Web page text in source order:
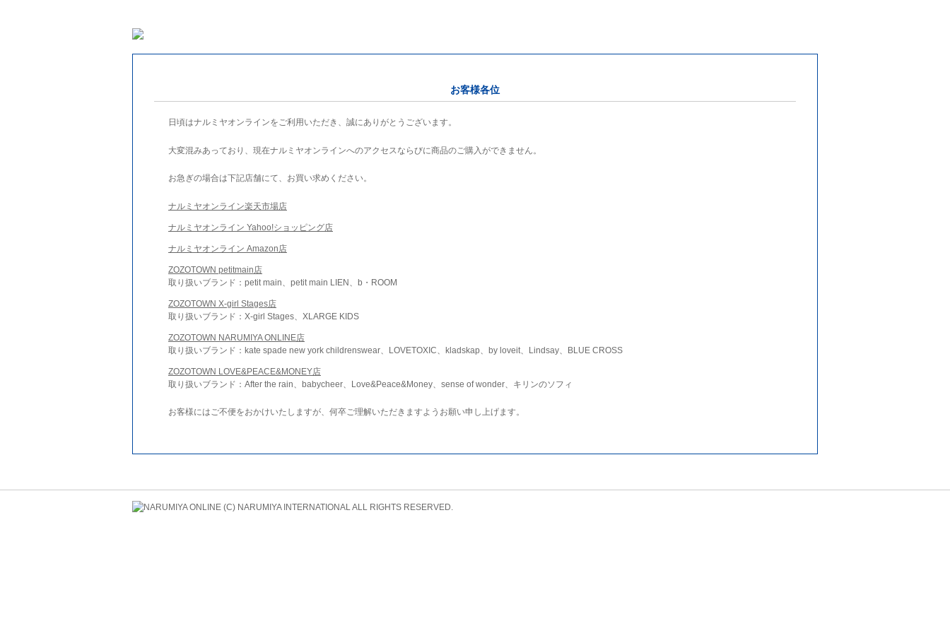
お客様各位
日頃はナルミヤオンラインをご利用いただき、誠にありがとうございます。
大変混みあっており、現在ナルミヤオンラインへのアクセスならびに商品のご購入ができません。
お急ぎの場合は下記店舗にて、お買い求めください。
ナルミヤオンライン楽天市場店
ナルミヤオンライン Yahoo!ショッピング店
ナルミヤオンライン Amazon店
ZOZOTOWN petitmain店
取り扱いブランド：petit main、petit main LIEN、b・ROOM
ZOZOTOWN X-girl Stages店
取り扱いブランド：X-girl Stages、XLARGE KIDS
ZOZOTOWN NARUMIYA ONLINE店
取り扱いブランド：kate spade new york childrenswear、LOVETOXIC、kladskap、by loveit、Lindsay、BLUE CROSS
ZOZOTOWN LOVE&PEACE&MONEY店
取り扱いブランド：After the rain、babycheer、Love&Peace&Money、sense of wonder、キリンのソフィ
お客様にはご不便をおかけいたしますが、何卒ご理解いただきますようお願い申し上げます。